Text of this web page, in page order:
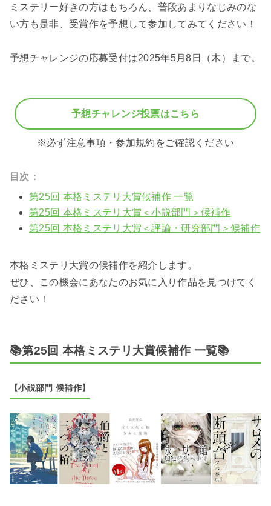
ミステリー好きの方はもちろん、普段あまりなじみのな
い方も是非、受賞作を予想して参加してみてください！
予想チャレンジの応募受付は2025年5月8日（木）まで。
予想チャレンジ投票はこちら
※必ず注意事項・参加規約をご確認ください
目次：
第25回 本格ミステリ大賞候補作 一覧
第25回 本格ミステリ大賞＜小説部門＞候補作
第25回 本格ミステリ大賞＜評論・研究部門＞候補作
本格ミステリ大賞の候補作を紹介します。
ぜひ、この機会にあなたのお気に入り作品を見つけてく
ださい！
📚第25回 本格ミステリ大賞候補作 一覧📚
【小説部門 候補作】